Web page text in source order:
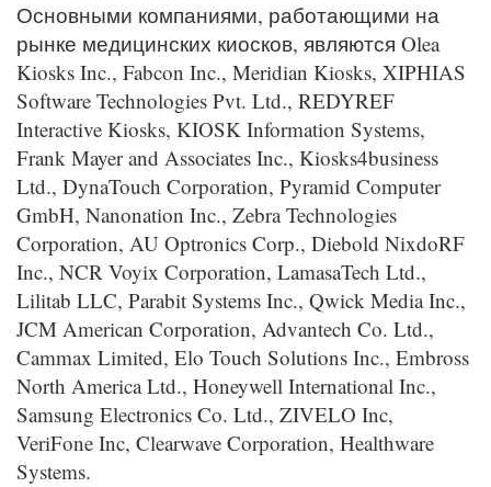
Основными компаниями, работающими на
рынке медицинских киосков, являются Olea
Kiosks Inc., Fabcon Inc., Meridian Kiosks, XIPHIAS
Software Technologies Pvt. Ltd., REDYREF
Interactive Kiosks, KIOSK Information Systems,
Frank Mayer and Associates Inc., Kiosks4business
Ltd., DynaTouch Corporation, Pyramid Computer
GmbH, Nanonation Inc., Zebra Technologies
Corporation, AU Optronics Corp., Diebold NixdoRF
Inc., NCR Voyix Corporation, LamasaTech Ltd.,
Lilitab LLC, Parabit Systems Inc., Qwick Media Inc.,
JCM American Corporation, Advantech Co. Ltd.,
Cammax Limited, Elo Touch Solutions Inc., Embross
North America Ltd., Honeywell International Inc.,
Samsung Electronics Co. Ltd., ZIVELO Inc,
VeriFone Inc, Clearwave Corporation, Healthware
Systems.